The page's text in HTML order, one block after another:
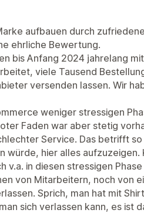
aufbauen durch
ehrliche Bewertung.
bis Anfang 2024 jahrelang
viele Tausend
versenden lassen. Wir
weniger stressigen
Faden war aber stetig
Service. Das betrifft
würde, hier alles
v.a. in diesen stressigen
von Mitarbeitern, noch von
Sprich, man hat mit
sich verlassen kann, es ist